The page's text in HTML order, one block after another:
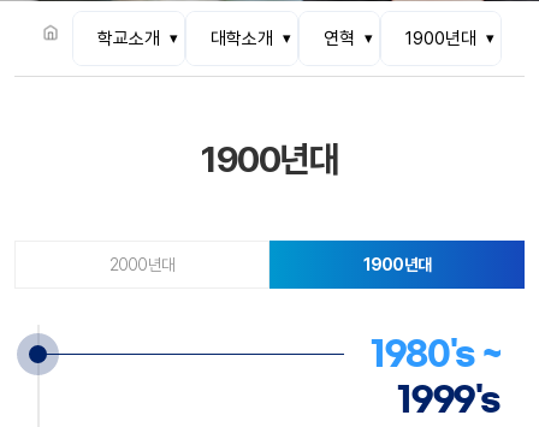
학교소개 대학소개 연혁 1900년대
1900년대
2000년대 1900년대(선택됨)
1980's ~
1999's